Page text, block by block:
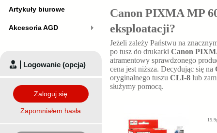
Canon PIXMA MP
eksploatacji?
Jeżeli zależy Państwu na
po tusz do drukarki Canon
atramentowy sprawdzonego
cena jest niższa. Decydując się na
oryginalnego tuszu CLI-8 lub
służymy pomocą.
Artykuły biurowe
Akcesoria AGD
Logowanie (opcja)
Zaloguj się
Zapomniałem hasła